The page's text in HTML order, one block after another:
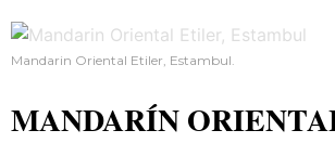
Mandarin Oriental Etiler, Estambul.
MANDARÍN